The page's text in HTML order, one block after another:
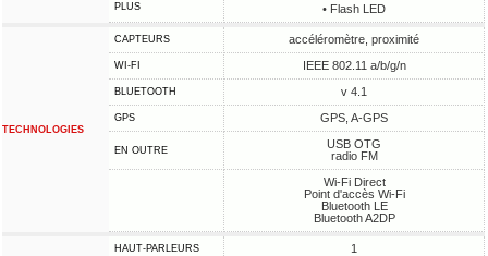
PLUS • Flash LED
TECHNOLOGIES
CAPTEURS accéléromètre, proximité
WI-FI IEEE 802.11 a/b/g/n
BLUETOOTH v 4.1
GPS GPS, A-GPS
EN OUTRE
USB OTG
radio FM
Wi-Fi Direct
Point d'accès Wi-Fi
Bluetooth LE
Bluetooth A2DP
HAUT-PARLEURS 1